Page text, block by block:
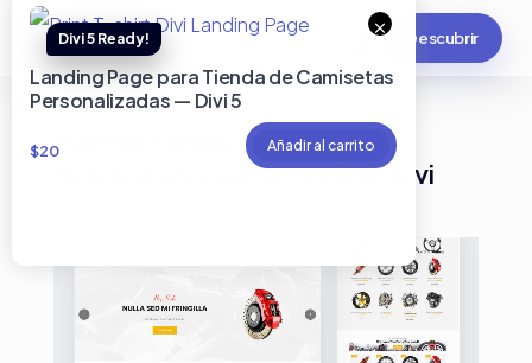
Descubrir
Plantilla tienda online de
Autopartes o automotriz en Divi
×
Landing Page para Tienda de Camisetas
Personalizadas — Divi 5
$20 Añadir al carrito